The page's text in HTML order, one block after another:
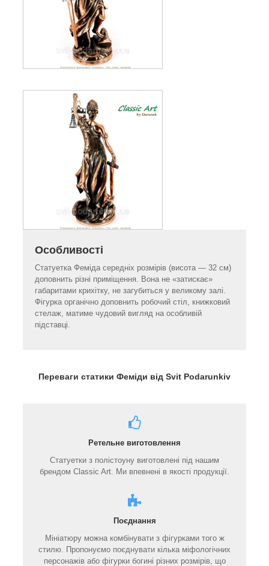
Особливості
Статуетка Феміда середніх розмірів (висота — 32 см)
доповнить різні приміщення. Вона не «затискає»
габаритами крихітку, не загубиться у великому залі.
Фігурка органічно доповнить робочий стіл, книжковий
стелаж, матиме чудовий вигляд на особливій
підставці.
Переваги статики Феміди від Svit Podarunkiv
Ретельне виготовлення
Статуетки з полістоуну виготовлені під нашим
брендом Classic Art. Ми впевнені в якості продукції.
Поєднання
Мініатюру можна комбінувати з фігурками того ж
стилю. Пропонуємо поєднувати кілька міфологічних
персонажів або фігурки богині різних розмірів, що